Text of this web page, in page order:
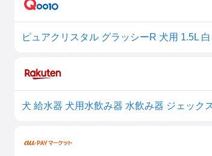
ピュアクリスタル グラッシーR 犬用 1.5L 白